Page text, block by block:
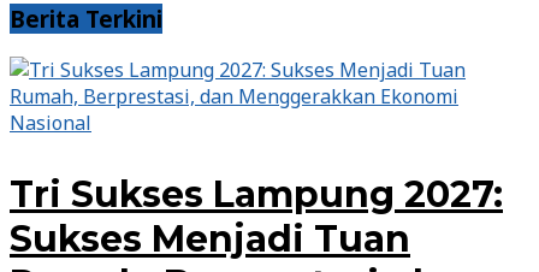
Berita Terkini
Nasional
Tri Sukses Lampung 2027:
Sukses Menjadi Tuan